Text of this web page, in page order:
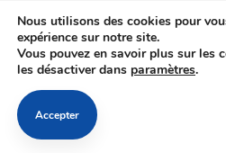
Nous utilisons des cookies pour
expérience sur notre site.
Vous pouvez en savoir plus sur les
les désactiver dans paramètres.
Accepter